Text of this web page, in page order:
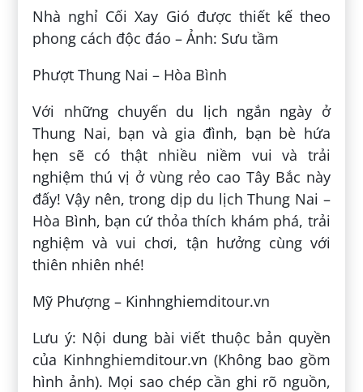
Nhà nghỉ Cối Xay Gió được thiết kế theo
phong cách độc đáo – Ảnh: Sưu tầm
Phượt Thung Nai – Hòa Bình
Với những chuyến du lịch ngắn ngày ở
Thung Nai, bạn và gia đình, bạn bè hứa
hẹn sẽ có thật nhiều niềm vui và trải
nghiệm thú vị ở vùng rẻo cao Tây Bắc này
đấy! Vậy nên, trong dịp du lịch Thung Nai –
Hòa Bình, bạn cứ thỏa thích khám phá, trải
nghiệm và vui chơi, tận hưởng cùng với
thiên nhiên nhé!
Mỹ Phượng – Kinhnghiemditour.vn
Lưu ý: Nội dung bài viết thuộc bản quyền
của Kinhnghiemditour.vn (Không bao gồm
hình ảnh). Mọi sao chép cần ghi rõ nguồn,